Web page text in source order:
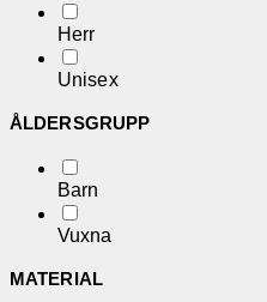
Herr
Unisex
ÅLDERSGRUPP
Barn
Vuxna
MATERIAL